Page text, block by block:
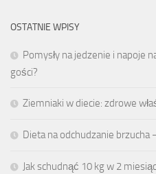
OSTATNIE WPISY
Pomysły na jedzenie i napoje
gości?
Ziemniaki w diecie: zdrowe
Dieta na odchudzanie brzucha
Jak schudnąć 10 kg w 2